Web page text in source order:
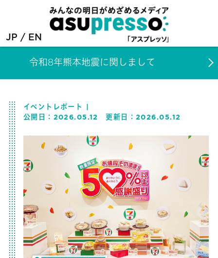
JP EN
令和8年熊本地震に関しまして
イベントレポート
公開日： 2026.05.12 更新日：2026.05.12